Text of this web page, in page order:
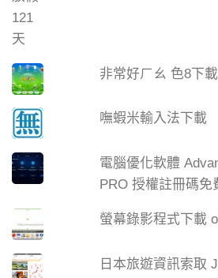
非常好ㄏㄠ 色8下
嘸蝦米輸入法下載
電腦優化軟體
PRO 授權註冊碼免
螢幕錄影程式下載
日本旅遊資訊索取